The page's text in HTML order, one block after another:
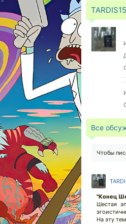
Все
Чтобы
"Конец
Шестая
На эту